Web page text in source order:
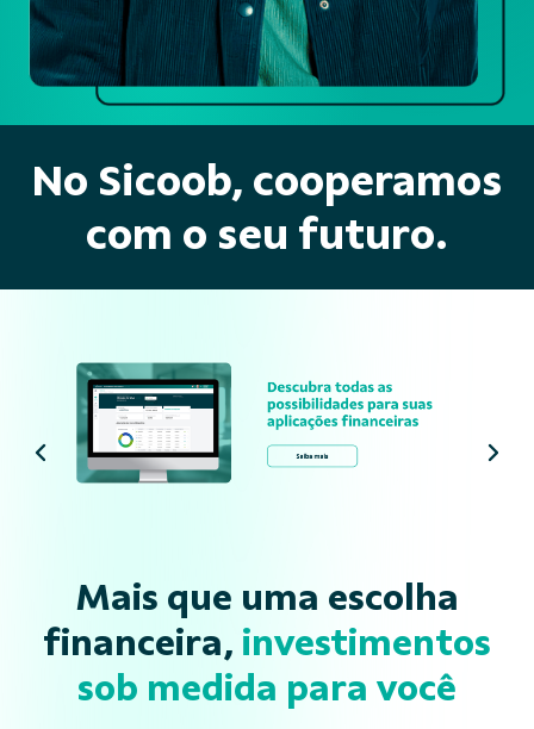
No Sicoob, cooperamos
com o seu futuro.
Mais que uma escolha
financeira, investimentos
sob medida para você